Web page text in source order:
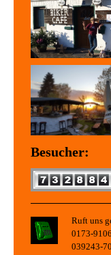
Besucher:
Ruft uns
0173-
039243-